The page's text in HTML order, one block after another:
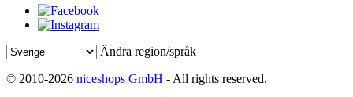
Ändra region/språk
© 2010-2026 niceshops GmbH - All rights reserved.